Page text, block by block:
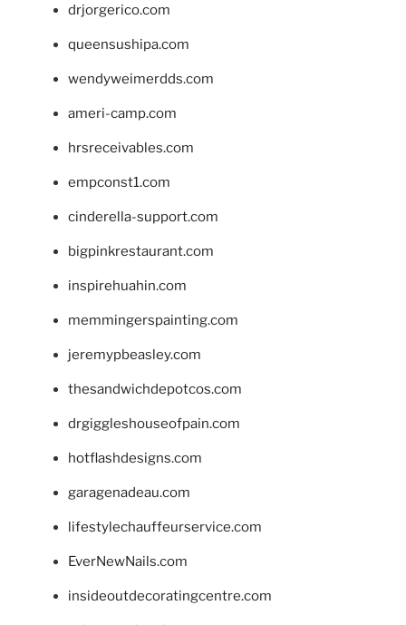
drjorgerico.com
queensushipa.com
wendyweimerdds.com
ameri-camp.com
hrsreceivables.com
empconst1.com
cinderella-support.com
bigpinkrestaurant.com
inspirehuahin.com
memmingerspainting.com
jeremypbeasley.com
thesandwichdepotcos.com
drgiggleshouseofpain.com
hotflashdesigns.com
garagenadeau.com
lifestylechauffeurservice.com
EverNewNails.com
insideoutdecoratingcentre.com